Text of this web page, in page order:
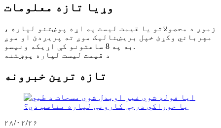
وړیا تازه معلومات
زموږ د محصولاتو یا قیمت لیست په اړه پوښتنو لپاره ،
مهرباني وکړئ خپل بریښنالیک موږ ته پریږدئ او موږ
به په 8 ساعتونو کې اړیکه ونیسو.
د قیمت لیست لپاره پوښتنه
تازه ترین خبرونه
۲۸/۰۲/۲۶